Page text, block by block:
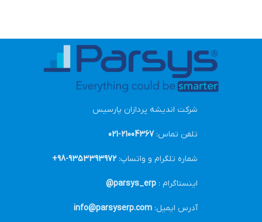
شرکت اندیشه پردازان پارسیس
تلفن تماس:21004367-021
شماره تلگرام و واتساپ: 9353393972-98+
اینستاگرام : parsys_erp@
آدرس ایمیل: info@parsyserp.com